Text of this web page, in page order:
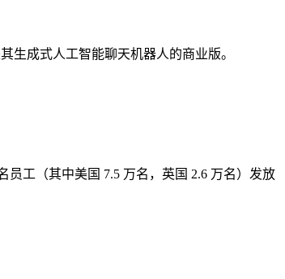
生成式人工智能聊天机器人的商业版。
工（其中美国 7.5 万名，英国 2.6 万名）发放